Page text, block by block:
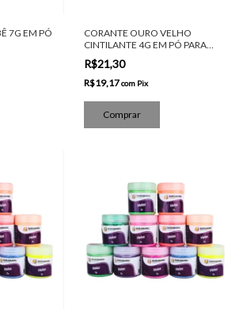
7G EM PÓ
CORANTE OURO VELHO
CINTILANTE 4G EM PÓ PARA
VELAS
R$21,30
R$19,17com Pix